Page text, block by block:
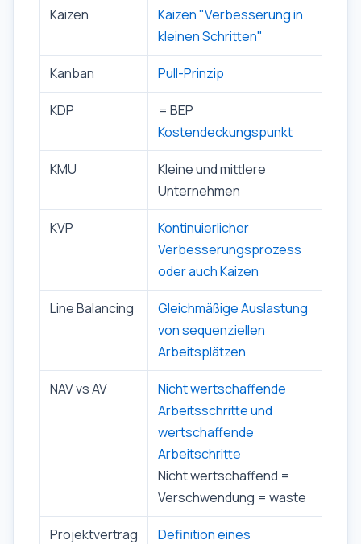
Kaizen
Kaizen "Verbesserung in
kleinen Schritten"
Kanban Pull-Prinzip
KDP
= BEP
Kostendeckungspunkt
KMU
Kleine und mittlere
Unternehmen
KVP
Kontinuierlicher
Verbesserungsprozess
oder auch Kaizen
Line Balancing
Gleichmäßige Auslastung
von sequenziellen
Arbeitsplätzen
NAV vs AV
Nicht wertschaffende
Arbeitsschritte und
wertschaffende
Arbeitschritte
Nicht wertschaffend =
Verschwendung = waste
Projektvertrag
Definition eines